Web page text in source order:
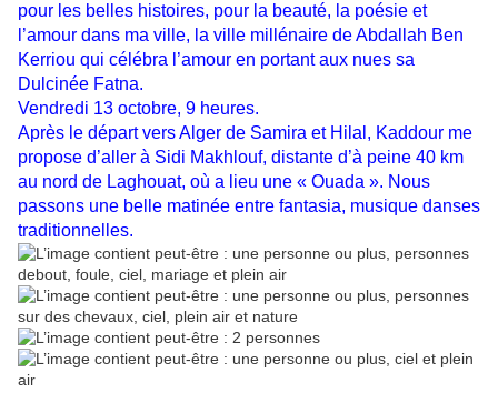
pour les belles histoires, pour la beauté, la poésie et
l’amour dans ma ville, la ville millénaire de Abdallah Ben
Kerriou qui célébra l’amour en portant aux nues sa
Dulcinée Fatna.
Vendredi 13 octobre, 9 heures.
Après le départ vers Alger de Samira et Hilal, Kaddour me
propose d’aller à Sidi Makhlouf, distante d’à peine 40 km
au nord de Laghouat, où a lieu une « Ouada ». Nous
passons une belle matinée entre fantasia, musique danses
traditionnelles.